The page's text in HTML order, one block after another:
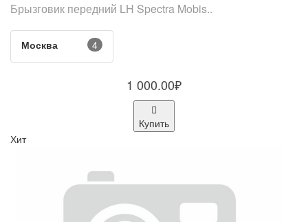
Брызговик передний LH Spectra Mobis..
Москва 4
1 000.00₽
Купить
Хит